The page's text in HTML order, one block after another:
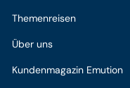
Themenreisen
Über uns
Kundenmagazin Emution